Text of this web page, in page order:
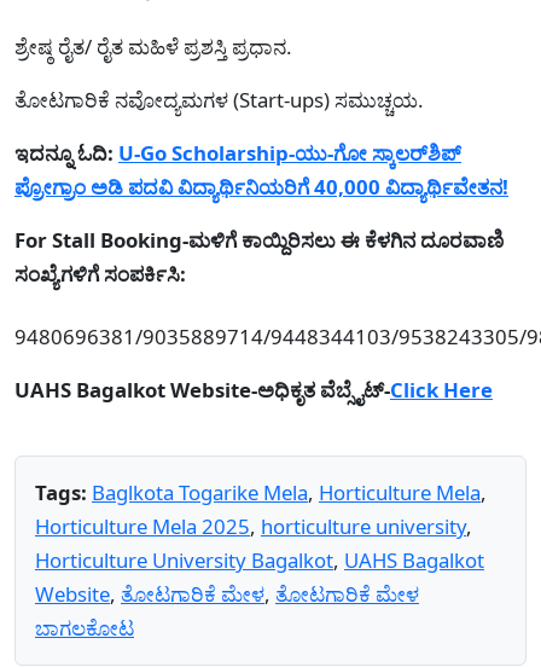
ಶ್ರೇಷ್ಠ ರೈತ/ ರೈತ ಮಹಿಳೆ ಪ್ರಶಸ್ತಿ ಪ್ರಧಾನ.
ತೋಟಗಾರಿಕೆ ನವೋದ್ಯಮಗಳ (Start-ups) ಸಮುಚ್ಚಯ.
ಇದನ್ನೂ ಓದಿ: U-Go Scholarship-ಯು-ಗೋ ಸ್ಕಾಲರ್‌ಶಿಪ್
ಪ್ರೋಗ್ರಾಂ ಅಡಿ ಪದವಿ ವಿದ್ಯಾರ್ಥಿನಿಯರಿಗೆ 40,000 ವಿದ್ಯಾರ್ಥಿವೇತನ!
For Stall Booking-ಮಳಿಗೆ ಕಾಯ್ದಿರಿಸಲು ಈ ಕೆಳಗಿನ ದೂರವಾಣಿ
ಸಂಖ್ಯೆಗಳಿಗೆ ಸಂಪರ್ಕಿಸಿ:
9480696381/9035889714/9448344103/9538243305/
UAHS Bagalkot Website-ಅಧಿಕೃತ ವೆಬ್ಸೈಟ್-Click Here
Tags: Baglkota Togarike Mela, Horticulture Mela,
Horticulture Mela 2025, horticulture university,
Horticulture University Bagalkot, UAHS Bagalkot
Website, ತೋಟಗಾರಿಕೆ ಮೇಳ, ತೋಟಗಾರಿಕೆ ಮೇಳ
ಬಾಗಲಕೋಟ